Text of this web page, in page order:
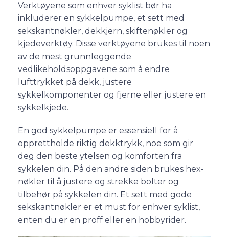
Verktøyene som enhver syklist bør ha
inkluderer en sykkelpumpe, et sett med
sekskantnøkler, dekkjern, skiftenøkler og
kjedeverktøy. Disse verktøyene brukes til noen
av de mest grunnleggende
vedlikeholdsoppgavene som å endre
lufttrykket på dekk, justere
sykkelkomponenter og fjerne eller justere en
sykkelkjede.
En god sykkelpumpe er essensiell for å
opprettholde riktig dekktrykk, noe som gir
deg den beste ytelsen og komforten fra
sykkelen din. På den andre siden brukes hex-
nøkler til å justere og strekke bolter og
tilbehør på sykkelen din. Et sett med gode
sekskantnøkler er et must for enhver syklist,
enten du er en proff eller en hobbyrider.